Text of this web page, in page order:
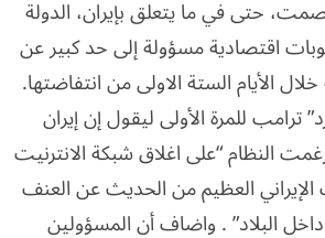
حتى في ما يتعلق بإيران، الدولة
اقتصادية مسؤولة إلى حد كبير عن
خلال الأيام الستة الاولى من انتفاضتها.
ترامب للمرة الأولى ليقول إن إيران
النظام “على اغلاق شبكة الانترنيت
الإيراني العظيم من الحديث عن العنف
البلاد” . واضاف أن المسؤولين